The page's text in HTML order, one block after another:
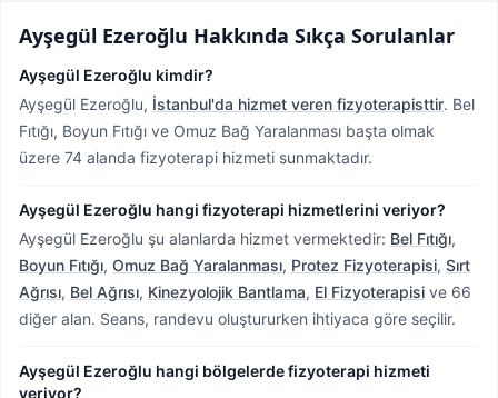
Ayşegül Ezeroğlu Hakkında Sıkça Sorulanlar
Ayşegül Ezeroğlu kimdir?
Ayşegül Ezeroğlu, İstanbul'da hizmet veren fizyoterapisttir. Bel
Fıtığı, Boyun Fıtığı ve Omuz Bağ Yaralanması başta olmak
üzere 74 alanda fizyoterapi hizmeti sunmaktadır.
Ayşegül Ezeroğlu hangi fizyoterapi hizmetlerini veriyor?
Ayşegül Ezeroğlu şu alanlarda hizmet vermektedir: Bel Fıtığı,
Boyun Fıtığı, Omuz Bağ Yaralanması, Protez Fizyoterapisi, Sırt
Ağrısı, Bel Ağrısı, Kinezyolojik Bantlama, El Fizyoterapisi ve 66
diğer alan. Seans, randevu oluştururken ihtiyaca göre seçilir.
Ayşegül Ezeroğlu hangi bölgelerde fizyoterapi hizmeti
veriyor?